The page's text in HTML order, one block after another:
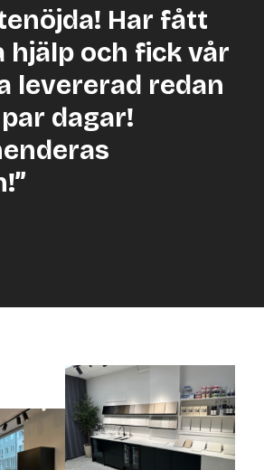
Har fått
hjälp och fick vår
levererad redan
dagar!